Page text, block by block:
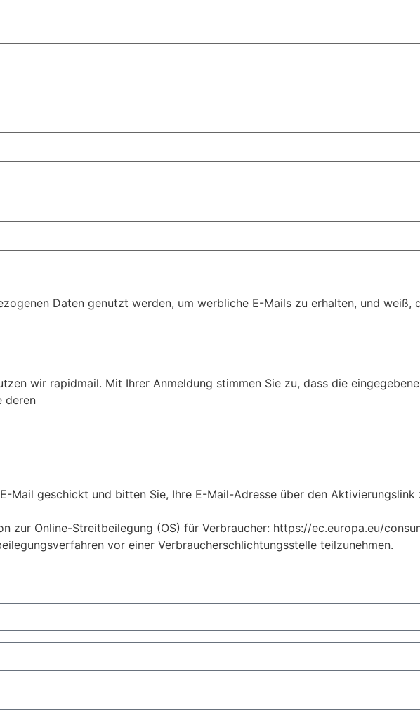
Daten genutzt werden, um werbliche E-Mails zu erhalten, und weiß,
wir rapidmail. Mit Ihrer Anmeldung stimmen Sie zu, dass die
deren
Mail geschickt und bitten Sie, Ihre E-Mail-Adresse über den Aktivierungslink
zur Online-Streitbeilegung (OS) für Verbraucher: https://ec.europa.eu/
vor einer Verbraucherschlichtungsstelle teilzunehmen.